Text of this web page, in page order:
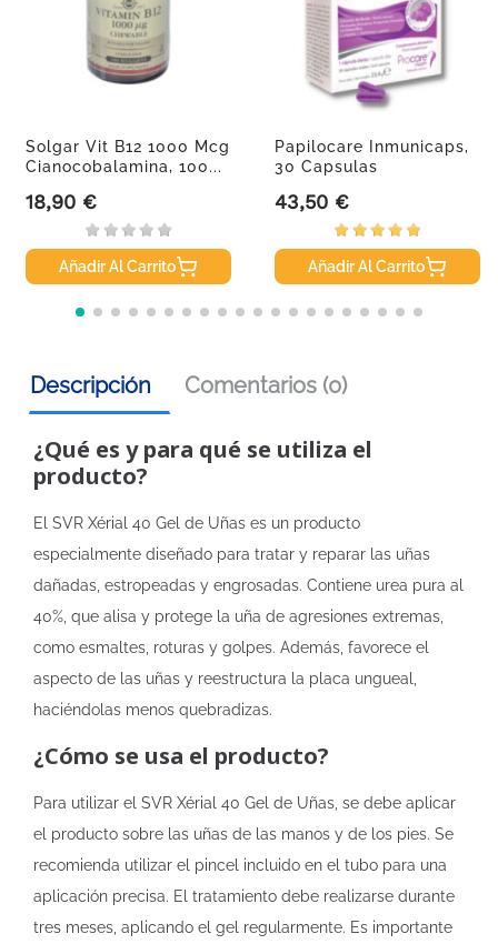
Solgar Vit B12 1000 Mcg
Cianocobalamina, 100...
Precio
18,90 €
Añadir Al Carrito
Papilocare Inmunicaps,
30 Capsulas
Precio
43,50 €
Añadir Al Carrito
Descripción Comentarios (0)
¿Qué es y para qué se utiliza el
producto?
El SVR Xérial 40 Gel de Uñas es un producto
especialmente diseñado para tratar y reparar las uñas
dañadas, estropeadas y engrosadas. Contiene urea pura al
40%, que alisa y protege la uña de agresiones extremas,
como esmaltes, roturas y golpes. Además, favorece el
aspecto de las uñas y reestructura la placa ungueal,
haciéndolas menos quebradizas.
¿Cómo se usa el producto?
Para utilizar el SVR Xérial 40 Gel de Uñas, se debe aplicar
el producto sobre las uñas de las manos y de los pies. Se
recomienda utilizar el pincel incluido en el tubo para una
aplicación precisa. El tratamiento debe realizarse durante
tres meses, aplicando el gel regularmente. Es importante